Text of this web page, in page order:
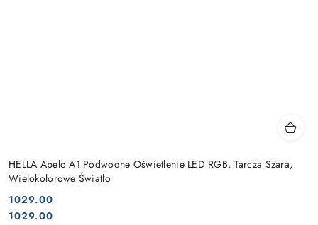
HELLA Apelo A1 Podwodne Oświetlenie LED RGB, Tarcza Szara,
Wielokolorowe Światło
Cena:
1029.00
Cena:
1029.00